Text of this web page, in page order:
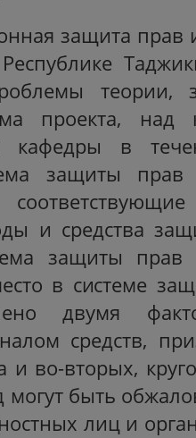
защита прав
теории,
проекта, над
кафедры в
защиты прав
и средства
защиты прав
в системе
двумя
средств,
и во-вторых,
могут быть
лиц и